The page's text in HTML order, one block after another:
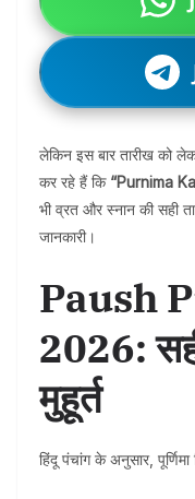
लेकिन इस बार तारीख को
कर रहे हैं कि “Purnima
भी व्रत और स्नान की सही
जानकारी।
Paush
2026:
मुहूर्त
हिंदू पंचांग के अनुसार,